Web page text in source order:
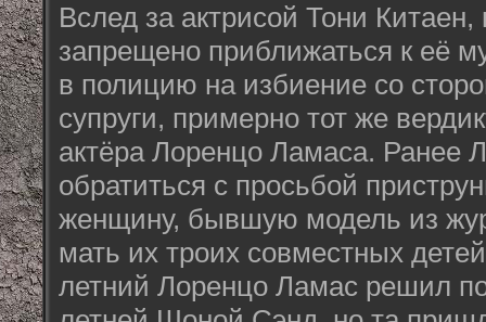
Вслед за актрисой Тони Китаен,
запрещено приближаться к её
в полицию на избиение со
супруги, примерно тот же
актёра Лоренцо Ламаса. Ранее
обратиться с просьбой
женщину, бывшую модель из
мать их троих совместных
летний Лоренцо Ламас решил